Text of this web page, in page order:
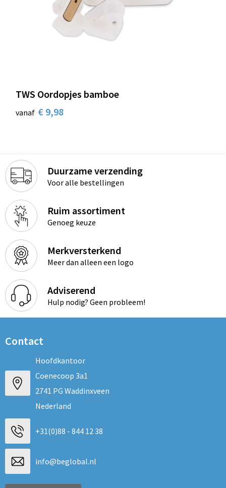
TWS Oordopjes bamboe
vanaf € 9,98
Duurzame verzending
Voor alle bestellingen
Ruim assortiment
Genoeg keuze
Merkversterkend
Meer dan alleen een logo
Adviserend
Hulp nodig? Geen probleem!
Contact
Hoofdkantoor
Coenecoop 3a1
2741 PG Waddinxveen
Nederland
+31(0)88 - 844 12 38
info@beglobal.nl